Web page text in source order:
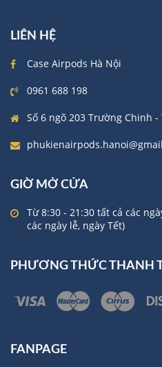
LIÊN HỆ
Case Airpods Hà Nội
0961 688 198
Số 6 ngõ 203 Trường Chinh
GIỜ MỞ CỬA
Từ 8:30 - 21:30 tất cả các
các ngày lễ, ngày Tết)
PHƯƠNG THỨC THANH
FANPAGE